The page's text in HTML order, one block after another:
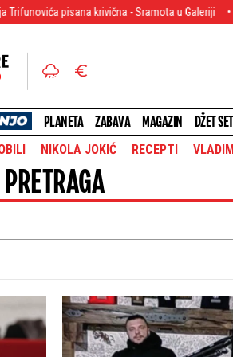
krivična - Sramota u Galeriji Spektakl u
PLANETA ZABAVA MAGAZIN DŽET SET
NIKOLA JOKIĆ RECEPTI
PRETRAGA